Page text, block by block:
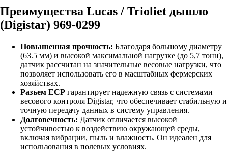
Преимущества Lucas / Trioliet дышло
(Digistar) 969-0299
Повышенная прочность: Благодаря большому диаметру
(63.5 мм) и высокой максимальной нагрузке (до 5,7 тонн),
датчик рассчитан на значительные весовые нагрузки, что
позволяет использовать его в масштабных фермерских
хозяйствах.
Разъем ECP гарантирует надежную связь с системами
весового контроля Digistar, что обеспечивает стабильную и
точную передачу данных в систему управления.
Долговечность: Датчик отличается высокой
устойчивостью к воздействию окружающей среды,
включая вибрации, пыль и влажность. Он идеален для
использования в полевых условиях.